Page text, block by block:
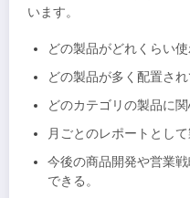
います。
どの製品がどれくらい使
どの製品が多く配置され
どのカテゴリの製品に
月ごとのレポートとし
今後の商品開発や営業
できる。